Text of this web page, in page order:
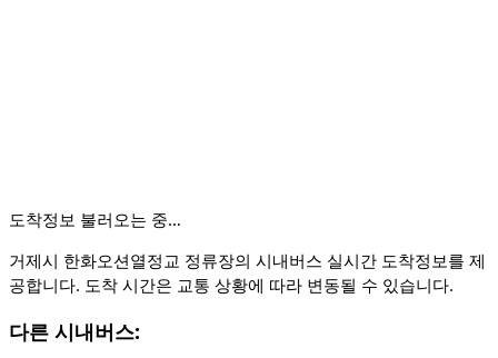
도착정보 불러오는 중…
거제시 한화오션열정교 정류장의 시내버스 실시간 도착정보를 제
공합니다. 도착 시간은 교통 상황에 따라 변동될 수 있습니다.
다른 시내버스: